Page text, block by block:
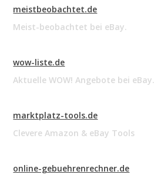
meistbeobachtet.de
Meist-beobachtet bei eBay.
wow-liste.de
Aktuelle WOW! Angebote bei eBay.
marktplatz-tools.de
Clevere Amazon & eBay Tools
online-gebuehrenrechner.de